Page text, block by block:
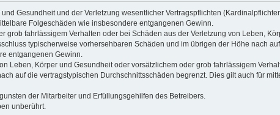
Gesundheit und der Verletzung wesentlicher Vertragspflichten
Folgeschäden wie insbesondere entgangenen Gewinn.
grob fahrlässigem Verhalten oder bei Schäden aus der Verletzung von Leben,
typischerweise vorhersehbaren Schäden und im übrigen der Höhe nach
entgangenen Gewinn.
Leben, Körper und Gesundheit oder vorsätzlichem oder grob fahrlässigem
auf die vertragstypischen Durchschnittsschäden begrenzt. Dies gilt auch für
der Mitarbeiter und Erfüllungsgehilfen des Betreibers.
unberührt.